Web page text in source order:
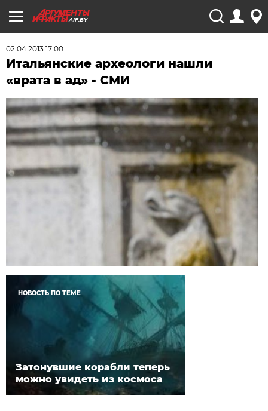
AIF.BY
02.04.2013 17:00
Итальянские археологи нашли
«врата в ад» - СМИ
НОВОСТЬ ПО ТЕМЕ
Затонувшие корабли теперь
можно увидеть из космоса